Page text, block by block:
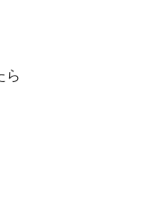
ら